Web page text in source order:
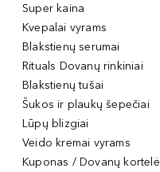
Super kaina
Kvepalai vyrams
Blakstienų serumai
Rituals Dovanų rinkiniai
Blakstienų tušai
Šukos ir plaukų šepečiai
Lūpų blizgiai
Veido kremai vyrams
Kuponas / Dovanų kortelė